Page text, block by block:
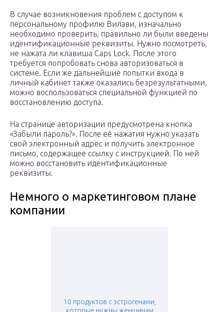
В случае возникновения проблем с доступом к
персональному профилю Вилави, изначально
необходимо проверить, правильно ли были введены
идентификационные реквизиты. Нужно посмотреть,
не нажата ли клавиша Caps Lock. После этого
требуется попробовать снова авторизоваться в
системе. Если же дальнейшие попытки входа в
личный кабинет также оказались безрезультатными,
можно воспользоваться специальной функцией по
восстановлению доступа.
На странице авторизации предусмотрена кнопка
«Забыли пароль?». После её нажатия нужно указать
свой электронный адрес и получить электронное
письмо, содержащее ссылку с инструкцией. По ней
можно восстановить идентификационные
реквизиты.
Немного о маркетинговом плане
компании
10 продуктов с эстрогенами,